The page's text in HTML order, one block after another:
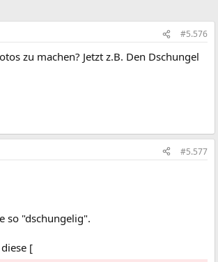
#5.576
zu machen? Jetzt z.B. Den Dschungel
#5.577
so "dschungelig".
[